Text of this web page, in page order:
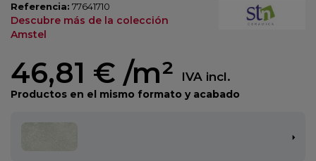
Referencia: 77641710
Descubre más de la colección
Amstel
46,81 € /m² IVA incl.
Productos en el mismo formato y acabado